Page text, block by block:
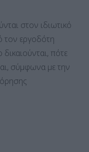
στον ιδιωτικό
τον εργοδότη
πότε
σύμφωνα με την